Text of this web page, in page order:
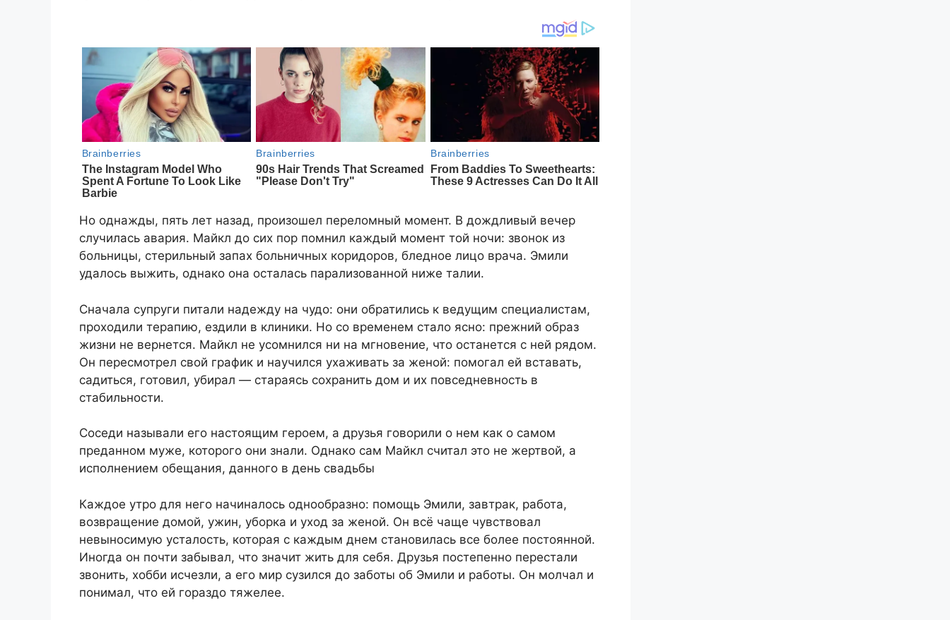
Но однажды, пять лет назад, произошел переломный момент. В дождливый вечер
случилась авария. Майкл до сих пор помнил каждый момент той ночи: звонок из
больницы, стерильный запах больничных коридоров, бледное лицо врача. Эмили
удалось выжить, однако она осталась парализованной ниже талии.
Сначала супруги питали надежду на чудо: они обратились к ведущим специалистам,
проходили терапию, ездили в клиники. Но со временем стало ясно: прежний образ
жизни не вернется. Майкл не усомнился ни на мгновение, что останется с ней рядом.
Он пересмотрел свой график и научился ухаживать за женой: помогал ей вставать,
садиться, готовил, убирал — стараясь сохранить дом и их повседневность в
стабильности.
Соседи называли его настоящим героем, а друзья говорили о нем как о самом
преданном муже, которого они знали. Однако сам Майкл считал это не жертвой, а
исполнением обещания, данного в день свадьбы
Каждое утро для него начиналось однообразно: помощь Эмили, завтрак, работа,
возвращение домой, ужин, уборка и уход за женой. Он всё чаще чувствовал
невыносимую усталость, которая с каждым днем становилась все более постоянной.
Иногда он почти забывал, что значит жить для себя. Друзья постепенно перестали
звонить, хобби исчезли, а его мир сузился до заботы об Эмили и работы. Он молчал и
понимал, что ей гораздо тяжелее.